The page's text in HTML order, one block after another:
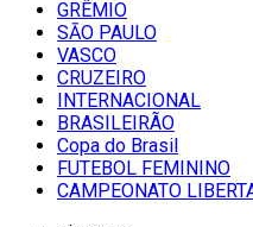
GRÊMIO
SĀO PAULO
VASCO
CRUZEIRO
INTERNACIONAL
BRASILEIRÃO
Copa do Brasil
FUTEBOL FEMININO
CAMPEONATO